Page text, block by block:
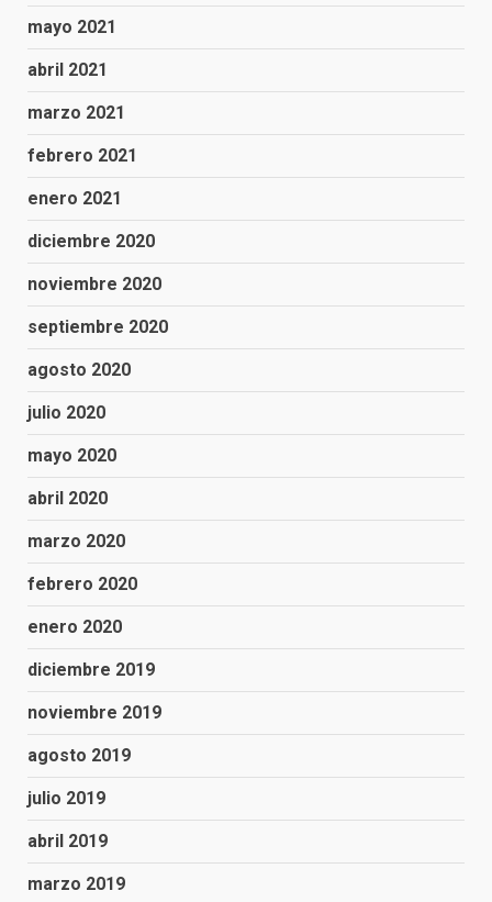
mayo 2021
abril 2021
marzo 2021
febrero 2021
enero 2021
diciembre 2020
noviembre 2020
septiembre 2020
agosto 2020
julio 2020
mayo 2020
abril 2020
marzo 2020
febrero 2020
enero 2020
diciembre 2019
noviembre 2019
agosto 2019
julio 2019
abril 2019
marzo 2019